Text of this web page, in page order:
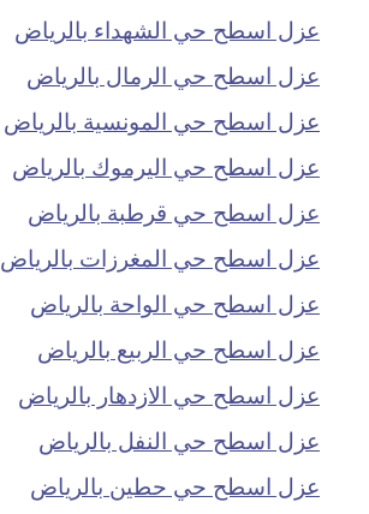
عزل اسطح حي الشهداء بالرياض
عزل اسطح حي الرمال بالرياض
عزل اسطح حي المونسية بالرياض
عزل اسطح حي اليرموك بالرياض
عزل اسطح حي قرطبة بالرياض
عزل اسطح حي المغرزات بالرياض
عزل اسطح حي الواحة بالرياض
عزل اسطح حي الربيع بالرياض
عزل اسطح حي الازدهار بالرياض
عزل اسطح حي النفل بالرياض
عزل اسطح حي حطين بالرياض